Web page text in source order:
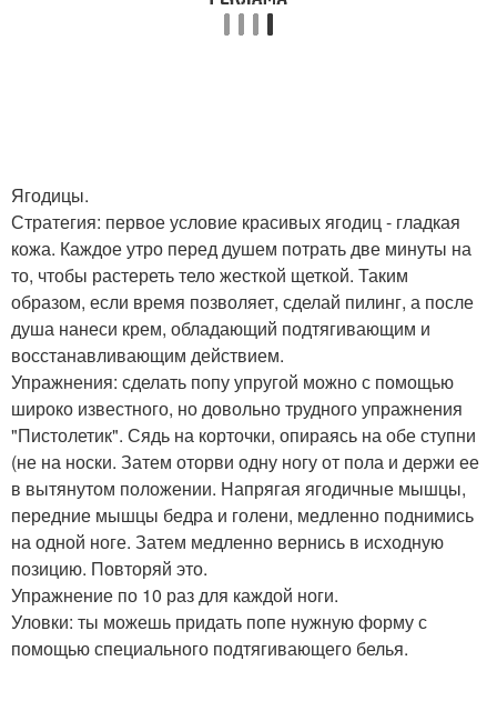
Ягодицы.
Стратегия: первое условие красивых ягодиц - гладкая
кожа. Каждое утро перед душем потрать две минуты на
то, чтобы растереть тело жесткой щеткой. Таким
образом, если время позволяет, сделай пилинг, а после
душа нанеси крем, обладающий подтягивающим и
восстанавливающим действием.
Упражнения: сделать попу упругой можно с помощью
широко известного, но довольно трудного упражнения
"Пистолетик". Сядь на корточки, опираясь на обе ступни
(не на носки. Затем оторви одну ногу от пола и держи ее
в вытянутом положении. Напрягая ягодичные мышцы,
передние мышцы бедра и голени, медленно поднимись
на одной ноге. Затем медленно вернись в исходную
позицию. Повторяй это.
Упражнение по 10 раз для каждой ноги.
Уловки: ты можешь придать попе нужную форму с
помощью специального подтягивающего белья.